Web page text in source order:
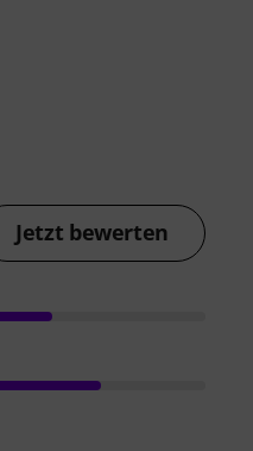
Jetzt bewerten